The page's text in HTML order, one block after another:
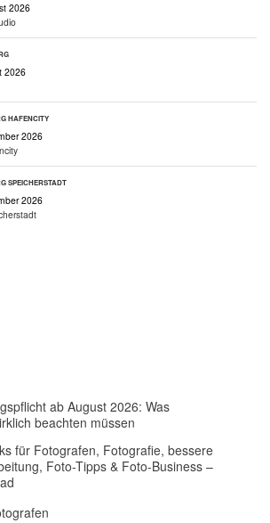
2026
2026
HAFENCITY
2026
SPEICHERSTADT
2026
ab August 2026: Was
beachten müssen
für Fotografen, Fotografie, bessere
Foto-Tipps & Foto-Business –